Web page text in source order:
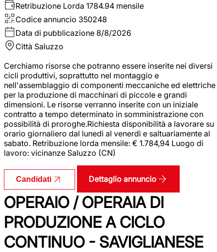
Retribuzione Lorda 1784.94 mensile
Codice annuncio 350248
Data di pubblicazione 8/8/2026
Città Saluzzo
Cerchiamo risorse che potranno essere inserite nei diversi
cicli produttivi, soprattutto nel montaggio e
nell'assemblaggio di componenti meccaniche ed elettriche
per la produzione di macchinari di piccole e grandi
dimensioni. Le risorse verranno inserite con un iniziale
contratto a tempo determinato in somministrazione con
possibilità di proroghe.Richiesta disponibilità a lavorare su
orario giornaliero dal lunedì al venerdì e saltuariamente al
sabato. Retribuzione lorda mensile: € 1.784,94 Luogo di
lavoro: vicinanze Saluzzo (CN)
Candidati Dettaglio annuncio
OPERAIO / OPERAIA DI
PRODUZIONE A CICLO
CONTINUO - SAVIGLIANESE